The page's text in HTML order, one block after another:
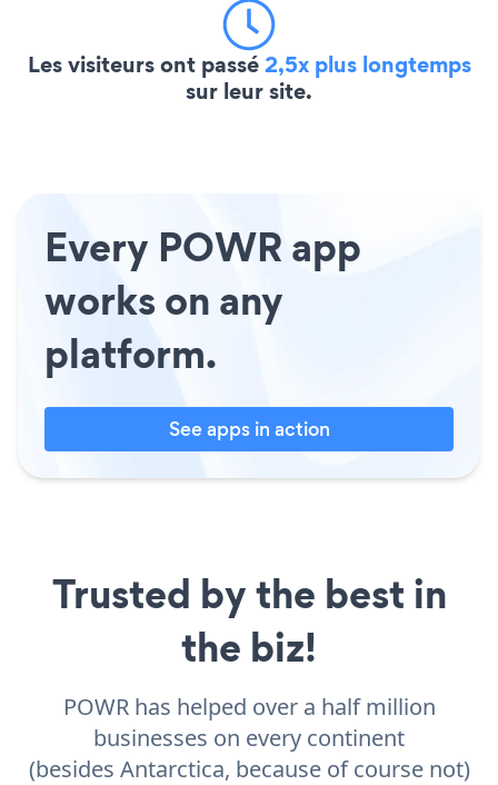
Les visiteurs ont passé2,5x plus longtemps
sur leur site.
Every POWR app
works on any
platform.
See apps in action
Trusted by the best in
the biz!
POWR has helped over a half million
businesses on every continent
(besides Antarctica, because of course not)